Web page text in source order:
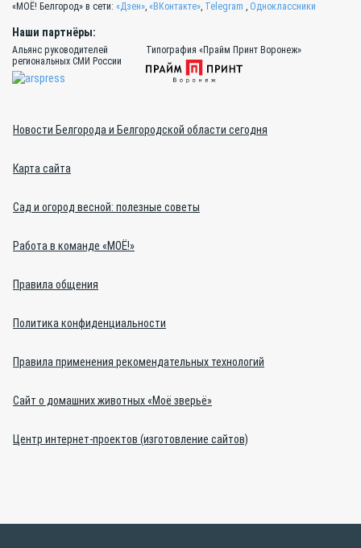
«МОЁ! Белгород» в сети: «Дзен», «ВКонтакте», Telegram , Одноклассники
Наши партнёры:
Альянс руководителей
региональных СМИ России
Типография «Прайм Принт Воронеж»
Новости Белгорода и Белгородской области сегодня
Карта сайта
Сад и огород весной: полезные советы
Работа в команде «МОЁ!»
Правила общения
Политика конфиденциальности
Правила применения рекомендательных технологий
Сайт о домашних животных «Моё зверьё»
Центр интернет-проектов (изготовление сайтов)